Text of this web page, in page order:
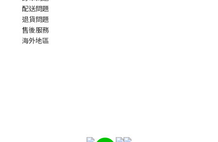
配送問題
退貨問題
售後服務
海外地區